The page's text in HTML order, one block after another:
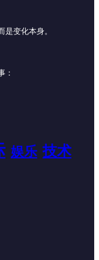
变化本身。
：
娱乐 技术